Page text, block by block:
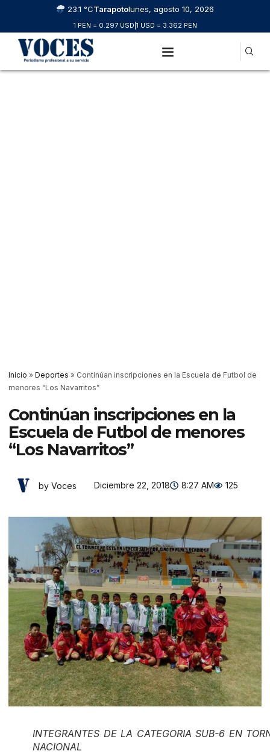
23.1 °CTarapotolunes, agosto 10, 2026
1 PEN = 0.297 USD 1 USD = 3.362 PEN
Inicio » Deportes » Continúan inscripciones en la Escuela de Futbol de
menores “Los Navarritos”
Continúan inscripciones en la
Escuela de Futbol de menores
“Los Navarritos”
by Voces Diciembre 22, 2018 8:27 AM 125
INTEGRANTES DE LA CATEGORIA SUB-6 EN
NACIONAL